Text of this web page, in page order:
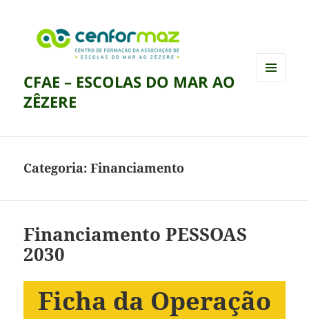
CFAE – ESCOLAS DO MAR AO
ZÊZERE
Categoria:Financiamento
Financiamento PESSOAS
2030
Ficha da Operação